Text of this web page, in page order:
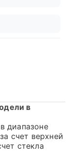
в
диапазоне
счет верхней
стекла